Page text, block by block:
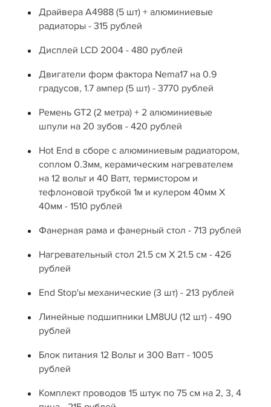
Драйвера А4988 (5 шт) + алюминиевые
радиаторы - 315 рублей
Дисплей LCD 2004 - 480 рублей
Двигатели форм фактора Nema17 на 0.9
градусов, 1.7 ампер (5 шт) - 3770 рублей
Ремень GT2 (2 метра) + 2 алюминиевые
шпули на 20 зубов - 420 рублей
Hot End в сборе с алюминиевым радиатором,
соплом 0.3мм, керамическим нагревателем
на 12 вольт и 40 Ватт, термистором и
тефлоновой трубкой 1м и кулером 40мм Х
40мм - 1510 рублей
Фанерная рама и фанерный стол - 713 рублей
Нагревательный стол 21.5 см Х 21.5 см - 426
рублей
End Stop'ы механические (3 шт) - 213 рублей
Линейные подшипники LM8UU (12 шт) - 490
рублей
Блок питания 12 Вольт и 300 Ватт - 1005
рублей
Комплект проводов 15 штук по 75 см на 2, 3, 4